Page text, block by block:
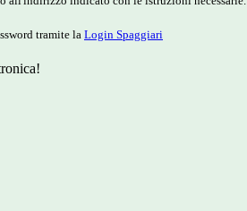
tramite la Login Spaggiari